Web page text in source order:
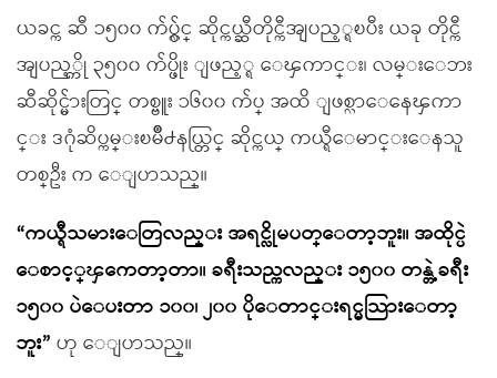
ယခင္က ဆီ ၁၅၀၀ က်ပ္လွ်င္ ဆိုင္ကယ္ဆီတိုင္ကီအျပည့္ရၿပီး ယခု တိုင္ကီ
အျပည့္ကို ၃၅၀၀ က်ပ္ဖိုး ျဖည့္ရ ေၾကာင္း၊ လမ္းေဘး
ဆီဆိုင္မ်ားတြင္ တစ္ဗူး ၁၆၀၀ က်ပ္ အထိ ျဖစ္လာေနေၾကာ
င္း ဒဂုံဆိပ္ကမ္းၿမိဳ႕နယ္တြင္ ဆိုင္ကယ္ ကယ္ရီေမာင္းေနသူ
တစ္ဦး က ေျပာသည္။
“ကယ္ရီသမားေတြလည္း အရင္လိုမပတ္ေတာ့ဘူး။ အထိုင္ပဲ
ေစာင့္ၾကေတာ့တာ။ ခရီးသည္ကလည္း ၁၅၀၀ တန္တဲ့ခရီး
၁၅၀၀ ပဲေပးတာ ၁၀၀၊ ၂၀၀ ပိုေတာင္းရင္မသြားေတာ့
ဘူး” ဟု ေျပာသည္။